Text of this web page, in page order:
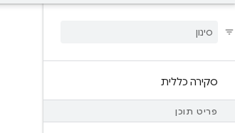
סקירה כללית
פריט תוכן